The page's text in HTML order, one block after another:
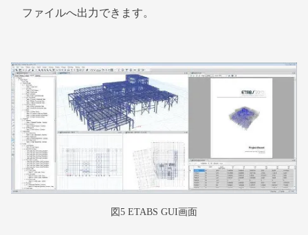
ファイルへ出力できます。
図5 ETABS GUI画面